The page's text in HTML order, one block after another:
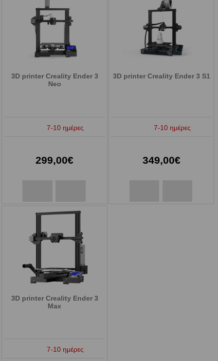
3D printer Creality Ender 3
Neo
7-10 ημέρες
299,00€
3D printer Creality Ender 3 S1
7-10 ημέρες
349,00€
3D printer Creality Ender 3
Max
7-10 ημέρες